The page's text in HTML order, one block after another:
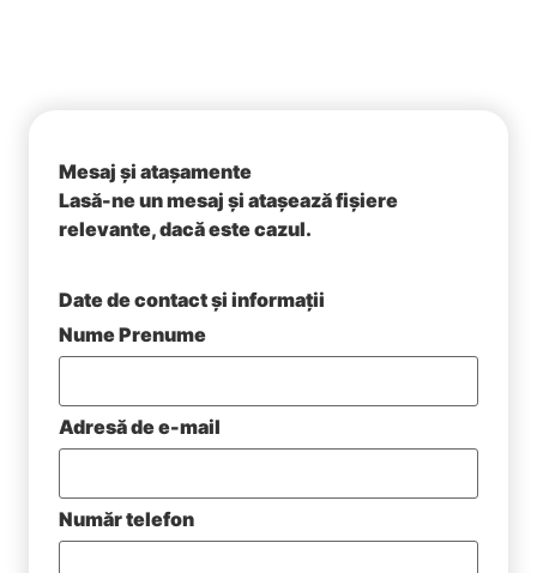
Mesaj și atașamente
Lasă-ne un mesaj și atașează fișiere
relevante, dacă este cazul.
Date de contact și informații
Nume Prenume
Adresă de e-mail
Număr telefon